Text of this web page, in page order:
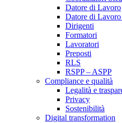
Datore di Lavoro
Datore di Lavoro
Dirigenti
Formatori
Lavoratori
Preposti
RLS
RSPP – ASPP
Compliance e qualità
Legalità e
Privacy
Sostenibilità
Digital transformation